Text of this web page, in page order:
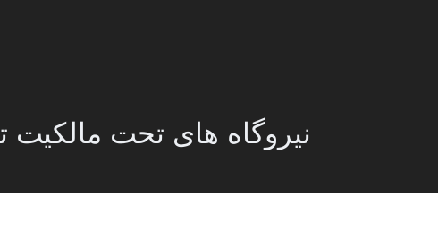
نیروگاه های تحت مالکیت